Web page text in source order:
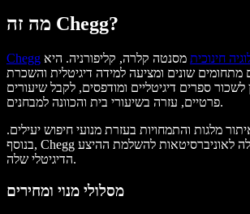
מה זה Chegg?
Chegg חינוכית מסנטה קלרה, קליפורניה. היא
מתחומים שונים ומציעה למידה דיגיטלית והשכרת
לשכור ספרים דיגיטליים ומודפסים, לקבל שיעורים
פרטיים, עזרה בשיעורי בית והכוונה למבחנים.
מלגות והתמחויות בעזרת מנועי חיפוש יעילים.
בנוסף, Chegg מציעה ייעוץ קבלה לאוניברסיטאות להשלמת ההיצע
הדיגיטלי שלה.
מסלולי מנוי ומחירים